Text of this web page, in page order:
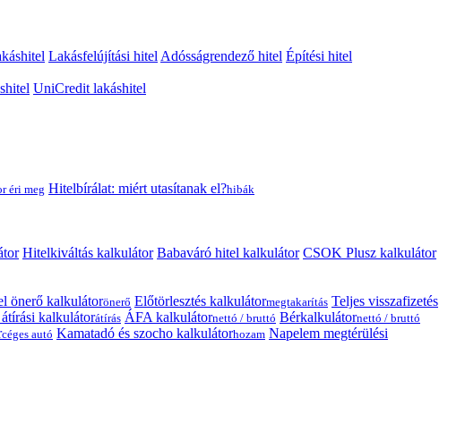
Lakásfelújítási hitelAdósságrendező hitel Építési hitel
UniCredit lakáshitel
éri meg Hitelbírálat: miért utasítanak el?hibák
Hitelkiváltás kalkulátor Babaváró hitel kalkulátor CSOK Plusz kalkulátor
önerő kalkulátorönerő Előtörlesztés kalkulátormegtakarítás Teljes visszafizetés
kalkulátorátírás ÁFA kalkulátornettó / bruttó Bérkalkulátornettó / bruttó
céges autó Kamatadó és szocho kalkulátorhozam Napelem megtérülési